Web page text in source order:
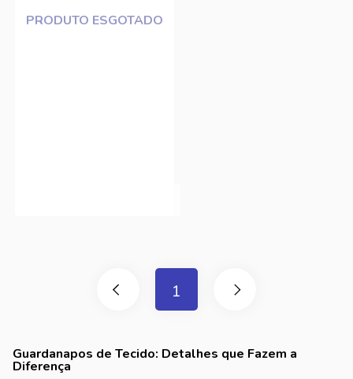
PRODUTO ESGOTADO
1
Guardanapos de Tecido: Detalhes que Fazem a
Diferença